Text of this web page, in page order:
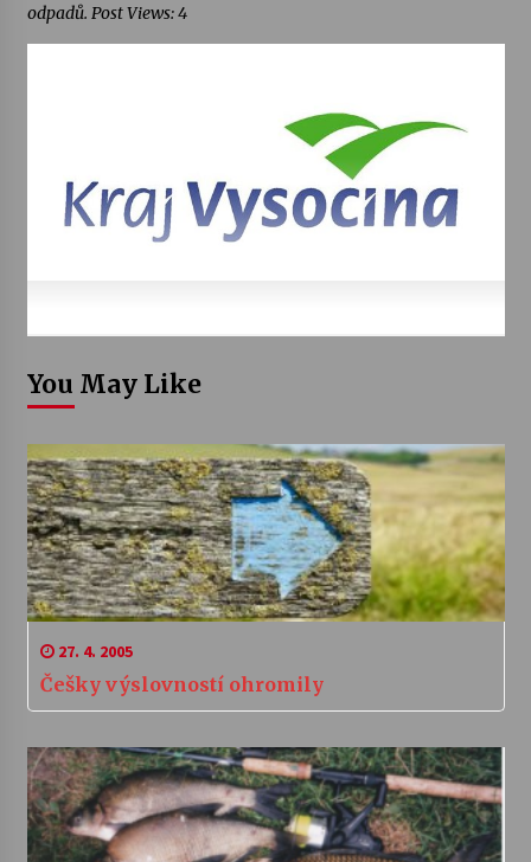
odpadů. Post Views: 4
You May Like
27. 4. 2005
Češky výslovností ohromily